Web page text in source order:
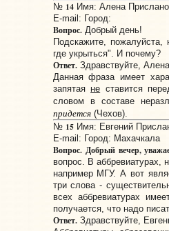
№ 14Имя: Алена
E-mail: Город:
Вопрос.Добрый день!
Подскажите,
где укрыться". И почему?
Ответ.Здравствуйте,
Данная фраза имеет
запятая не ставится
словом в составе
придется(Чехов).
№ 15Имя: Евгений
E-mail: Город: Махачкала
Вопрос. Добрый вечер,
вопрос. В аббревиатурах,
например МГУ. А вот
три слова -
всех аббревиатурах
получается, что надо
Ответ.Здравствуйте,